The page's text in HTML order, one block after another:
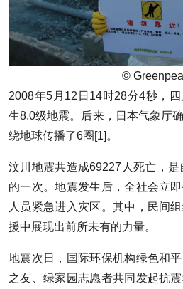
©
2008年5月12日14时28分4秒，
生8.0级地震。后来，日本气象厅
绕地球传播了6圈[1]。
汶川地震共造成69227人死亡，
的一次。地震发生后，全社会立
人员紧急进入灾区。其中，民间
援中展现出前所未有的力量。
地震次日，国际环保机构绿色和
之友、绿家园志愿者共同发起抗